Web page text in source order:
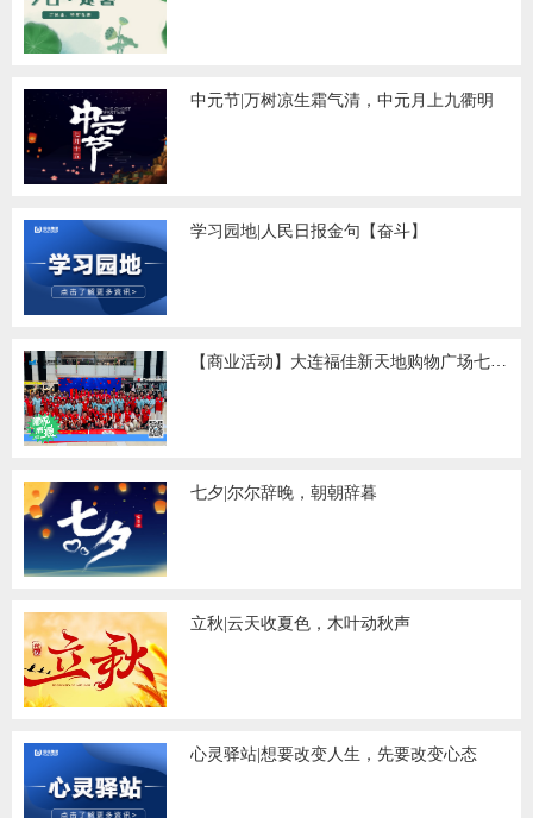
中元节|万树凉生霜气清，中元月上九衢明
学习园地|人民日报金句【奋斗】
【商业活动】大连福佳新天地购物广场七夕主题活动圆满结束
七夕|尔尔辞晚，朝朝辞暮
立秋|云天收夏色，木叶动秋声
心灵驿站|想要改变人生，先要改变心态